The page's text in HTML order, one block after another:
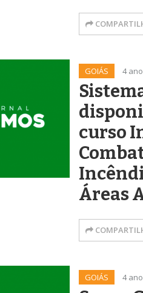
GOIÁS 4
curso
Áreas
GOIÁS 4